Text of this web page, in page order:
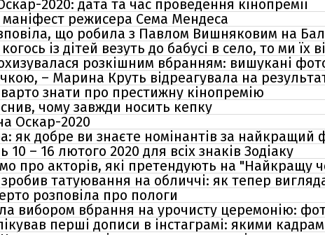
2020: дата та час проведення кінопремії
маніфест режисера Сема Мендеса
що робила з Павлом Вишняковим на
із дітей везуть до бабусі в село, то ми
розкішним вбранням: вишукані
– Марина Круть відреагувала на
знати про престижну кінопремію
чому завжди носить кепку
Оскар-2020
як добре ви знаєте номінантів за найкращий
– 16 лютого 2020 для всіх знаків Зодіаку
про акторів, які претендують на "Найкращу
татуювання на обличчі: як тепер
розповіла про пологи
вибором вбрання на урочисту церемонію:
перші дописи в інстаграмі: якими